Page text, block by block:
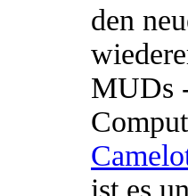
den
MUDs
ist es